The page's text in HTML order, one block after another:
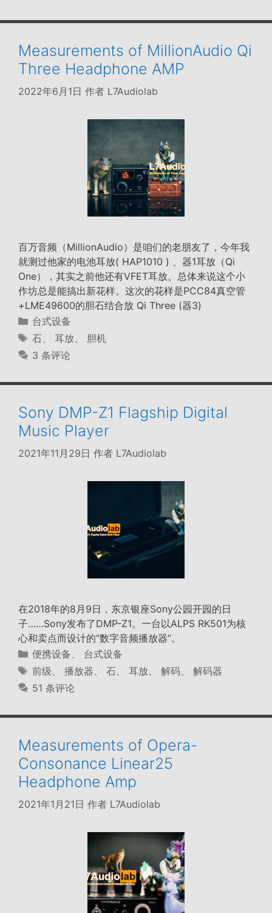
Measurements of MillionAudio Qi
Three Headphone AMP
2022年6月1日 作者 L7Audiolab
百万音频（MillionAudio）是咱们的老朋友了，今年我
就测过他家的电池耳放( HAP1010 ) 、器1耳放（Qi
One），其实之前他还有VFET耳放。总体来说这个小
作坊总是能搞出新花样。这次的花样是PCC84真空管
+LME49600的胆石结合放 Qi Three (器3)
分
类
台式设备
标
签
石、 耳放、 胆机
3 条评论
Sony DMP-Z1 Flagship Digital
Music Player
2021年11月29日 作者 L7Audiolab
在2018年的8月9日，东京银座Sony公园开园的日
子……Sony发布了DMP-Z1。一台以ALPS RK501为核
心和卖点而设计的“数字音频播放器”。
分
类
便携设备、 台式设备
标
签
前级、 播放器、 石、 耳放、 解码、 解码器
51 条评论
Measurements of Opera-
Consonance Linear25
Headphone Amp
2021年1月21日 作者 L7Audiolab